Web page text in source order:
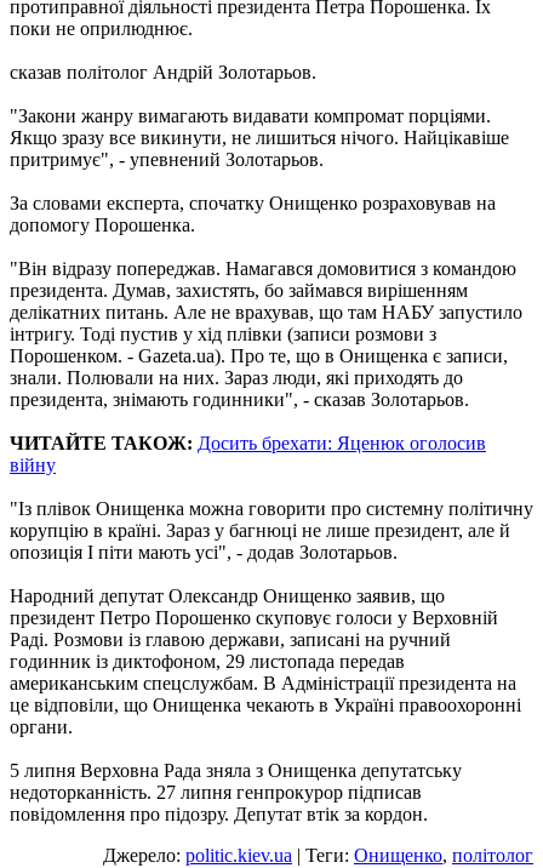
протиправної діяльності президента Петра Порошенка. Їх
поки не оприлюднює.
сказав політолог Андрій Золотарьов.
"Закони жанру вимагають видавати компромат порціями.
Якщо зразу все викинути, не лишиться нічого. Найцікавіше
притримує", - упевнений Золотарьов.
За словами експерта, спочатку Онищенко розраховував на
допомогу Порошенка.
"Він відразу попереджав. Намагався домовитися з командою
президента. Думав, захистять, бо займався вирішенням
делікатних питань. Але не врахував, що там НАБУ запустило
інтригу. Тоді пустив у хід плівки (записи розмови з
Порошенком. - Gazeta.ua). Про те, що в Онищенка є записи,
знали. Полювали на них. Зараз люди, які приходять до
президента, знімають годинники", - сказав Золотарьов.
ЧИТАЙТЕ ТАКОЖ: Досить брехати: Яценюк оголосив
війну
"Із плівок Онищенка можна говорити про системну політичну
корупцію в країні. Зараз у багнюці не лише президент, але й
опозиція І піти мають усі", - додав Золотарьов.
Народний депутат Олександр Онищенко заявив, що
президент Петро Порошенко скуповує голоси у Верховній
Раді. Розмови із главою держави, записані на ручний
годинник із диктофоном, 29 листопада передав
американським спецслужбам. В Адміністрації президента на
це відповіли, що Онищенка чекають в Україні правоохоронні
органи.
5 липня Верховна Рада зняла з Онищенка депутатську
недоторканність. 27 липня генпрокурор підписав
повідомлення про підозру. Депутат втік за кордон.
Джерело: politic.kiev.ua | Теги: Онищенко, політолог